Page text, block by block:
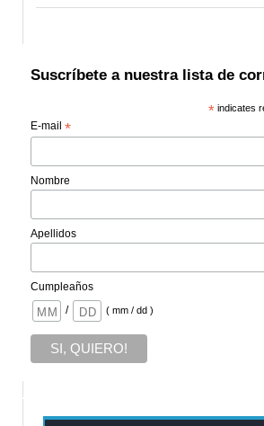
Suscríbete a nuestra lista de
*indicates
E-mail*
Nombre
Apellidos
Cumpleaños
/
( mm / dd )